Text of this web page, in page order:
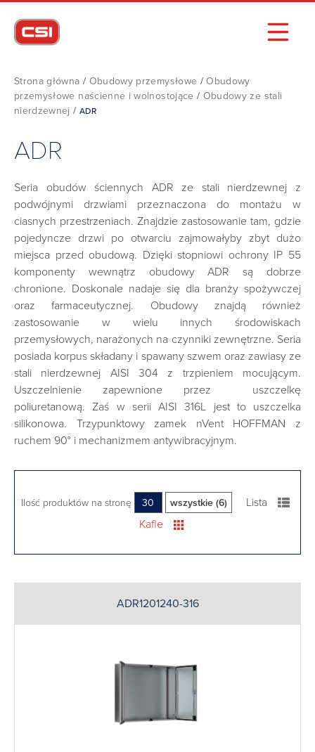
Strona główna / Obudowy przemysłowe /Obudowy
przemysłowe naścienne i wolnostojące / Obudowy ze stali
nierdzewnej / ADR
ADR
Seria obudów ściennych ADR ze stali nierdzewnej z
podwójnymi drzwiami przeznaczona do montażu w
ciasnych przestrzeniach. Znajdzie zastosowanie tam, gdzie
pojedyncze drzwi po otwarciu zajmowałyby zbyt dużo
miejsca przed obudową. Dzięki stopniowi ochrony IP 55
komponenty wewnątrz obudowy ADR są dobrze
chronione. Doskonale nadaje się dla branży spożywczej
oraz farmaceutycznej. Obudowy znajdą również
zastosowanie w wielu innych środowiskach
przemysłowych, narażonych na czynniki zewnętrzne. Seria
posiada korpus składany i spawany szwem oraz zawiasy ze
stali nierdzewnej AISI 304 z trzpieniem mocującym.
Uszczelnienie zapewnione przez uszczelkę
poliuretanową. Zaś w serii AISI 316L jest to uszczelka
silikonowa. Trzypunktowy zamek nVent HOFFMAN z
ruchem 90° i mechanizmem antywibracyjnym.
Ilość produktów na stronę 30 wszystkie (6)
Lista
Kafle
ADR1201240-316